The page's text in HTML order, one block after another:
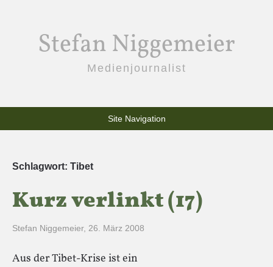
Stefan Niggemeier
Medienjournalist
Site Navigation
Schlagwort: Tibet
Kurz verlinkt (17)
Stefan Niggemeier, 26. März 2008
Aus der Tibet-Krise ist ein